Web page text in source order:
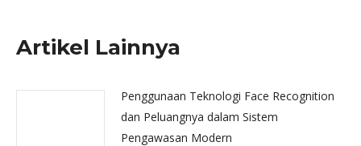
Artikel Lainnya
Penggunaan Teknologi Face Recognition
dan Peluangnya dalam Sistem
Pengawasan Modern